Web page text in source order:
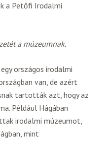
a Petőfi Irodalmi
a múzeumnak.
országos irodalmi
van, de azért
tartották azt, hogy az
Például Hágában
irodalmi múzeumot,
mint